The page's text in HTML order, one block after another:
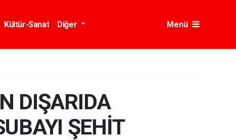
Kültür-Sanat Diğer Menü
DIŞARIDA
ŞEHİT